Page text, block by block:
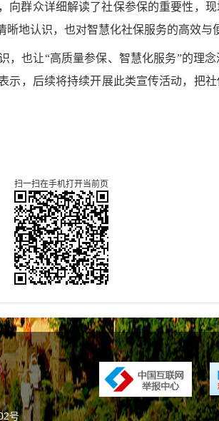
向群众详细解读了社保参保的重要性，
地认识，也对智慧化社保服务的高效与
，也让“高质量参保、智慧化服务”的理
，后续将持续开展此类宣传活动，把
扫一扫在手机打开当前页
号